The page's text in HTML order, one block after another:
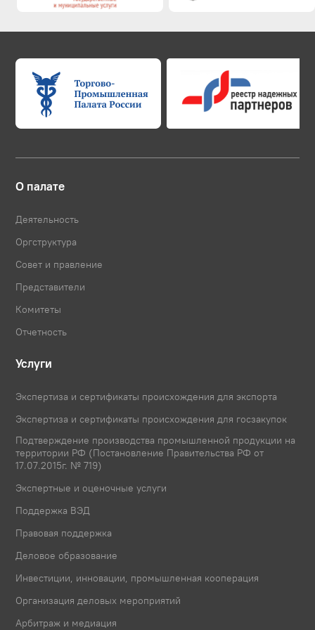
О палате
Деятельность
Оргструктура
Совет и правление
Представители
Комитеты
Отчетность
Услуги
Экспертиза и сертификаты происхождения для экспорта
Экспертиза и сертификаты происхождения для госзакупок
Подтверждение производства промышленной продукции на
территории РФ (Постановление Правительства РФ от
17.07.2015г. № 719)
Экспертные и оценочные услуги
Поддержка ВЭД
Правовая поддержка
Деловое образование
Инвестиции, инновации, промышленная кооперация
Организация деловых мероприятий
Арбитраж и медиация